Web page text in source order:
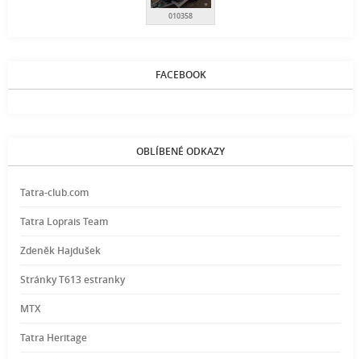
010358
FACEBOOK
OBLÍBENÉ ODKAZY
Tatra-club.com
Tatra Loprais Team
Zdeněk Hajdušek
Stránky T613 estranky
MTX
Tatra Heritage